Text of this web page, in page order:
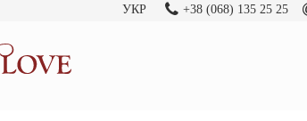
УКР +38 (068) 135 25 25